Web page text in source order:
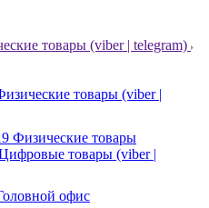
товары (viber | telegram)
товары (viber |
Физические товары
товары (viber |
офис